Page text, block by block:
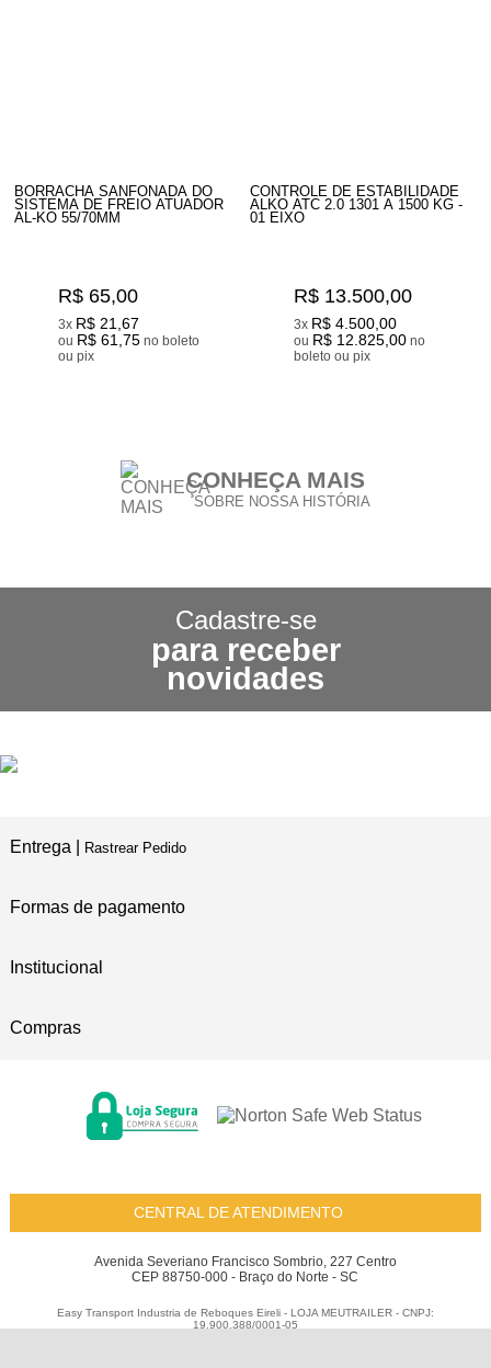
BORRACHA SANFONADA DO
SISTEMA DE FREIO ATUADOR
AL-KO 55/70MM
R$ 65,00
3x R$ 21,67
ou R$ 61,75 no boleto
ou pix
CONTROLE DE ESTABILIDADE
ALKO ATC 2.0 1301 A 1500 KG -
01 EIXO
R$ 13.500,00
3x R$ 4.500,00
ou R$ 12.825,00 no
boleto ou pix
CONHEÇA MAIS
SOBRE NOSSA HISTÓRIA
POLÍTICA DE FRETE GRÁTIS
3X SEM JUROS
NO CARTÃO DE CRÉDITO
Cadastre-se
para receber
novidades
Entrega | Rastrear Pedido
Formas de pagamento
Institucional
Compras
CENTRAL DE ATENDIMENTO
Avenida Severiano Francisco Sombrio, 227 Centro
CEP 88750-000 - Braço do Norte - SC
Easy Transport Industria de Reboques Eireli - LOJA MEUTRAILER - CNPJ:
19.900.388/0001-05